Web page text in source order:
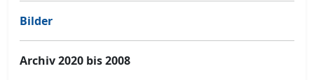
Bilder
Archiv 2020 bis 2008